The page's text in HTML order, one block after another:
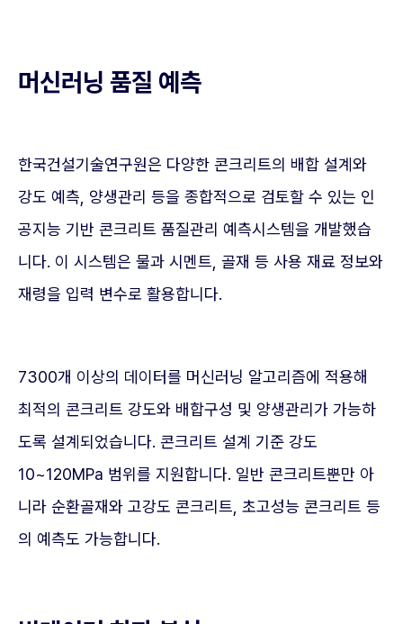
머신러닝 품질 예측
한국건설기술연구원은 다양한 콘크리트의 배합 설계와
강도 예측, 양생관리 등을 종합적으로 검토할 수 있는 인
공지능 기반 콘크리트 품질관리 예측시스템을 개발했습
니다. 이 시스템은 물과 시멘트, 골재 등 사용 재료 정보와
재령을 입력 변수로 활용합니다.
7300개 이상의 데이터를 머신러닝 알고리즘에 적용해
최적의 콘크리트 강도와 배합구성 및 양생관리가 가능하
도록 설계되었습니다. 콘크리트 설계 기준 강도
10~120MPa 범위를 지원합니다. 일반 콘크리트뿐만 아
니라 순환골재와 고강도 콘크리트, 초고성능 콘크리트 등
의 예측도 가능합니다.